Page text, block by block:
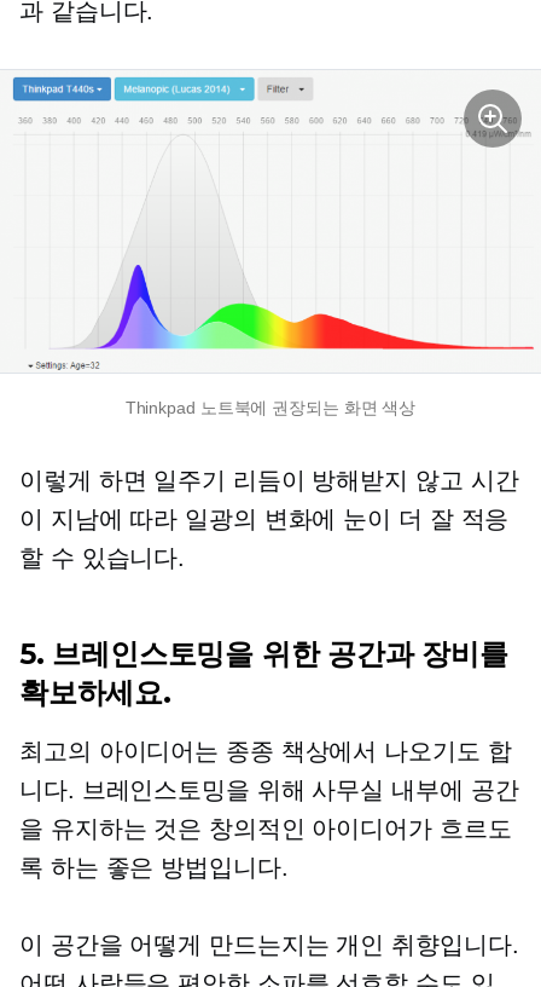
과 같습니다.
Thinkpad 노트북에 권장되는 화면 색상
이렇게 하면 일주기 리듬이 방해받지 않고 시간
이 지남에 따라 일광의 변화에 ​​눈이 더 잘 적응
할 수 있습니다.
5. 브레인스토밍을 위한 공간과 장비를
확보하세요.
최고의 아이디어는 종종 책상에서 나오기도 합
니다. 브레인스토밍을 위해 사무실 내부에 공간
을 유지하는 것은 창의적인 아이디어가 흐르도
록 하는 좋은 방법입니다.
이 공간을 어떻게 만드는지는 개인 취향입니다.